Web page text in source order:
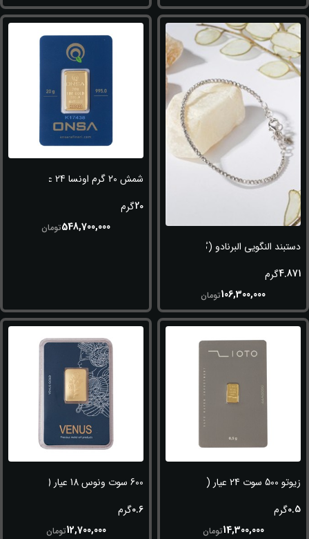
دستبند النگویی البرنادو (گوی سفید)
4.871گرم
106,300,000تومان
شمش 20 گرم اونسا 24 عیار (995)
20گرم
548,700,000تومان
زیوتو 500 سوت 24 عیار (995)
0.5گرم
14,300,000تومان
600 سوت ونوس 18 عیار (750)
0.6گرم
12,700,000تومان